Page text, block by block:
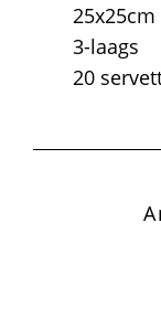
25x25cm
3-laags
20